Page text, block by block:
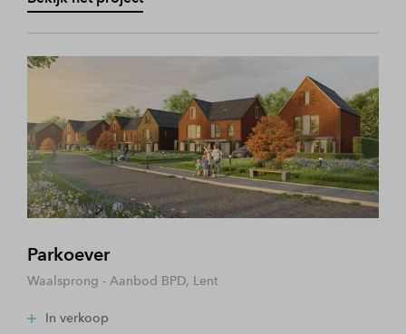
Parkoever
Waalsprong - Aanbod BPD, Lent
In verkoop